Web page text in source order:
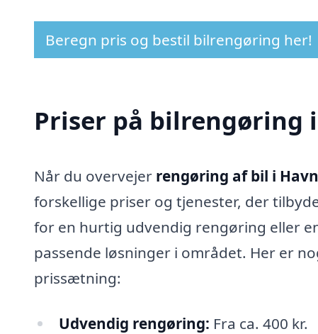
Beregn pris og bestil bilrengøring her!
Priser på bilrengøring
Når du overvejer rengøring af bil i
forskellige priser og tjenester, der
for en hurtig udvendig rengøring eller
passende løsninger i området. Her er
prissætning:
Udvendig rengøring: Fra ca. 400 kr.